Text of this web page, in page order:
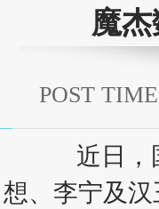
魔
POST
近日，国
想、李宁及